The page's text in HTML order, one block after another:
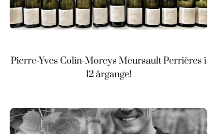
Pierre-Yves Colin-Moreys Meursault Perrières i
12 årgange!